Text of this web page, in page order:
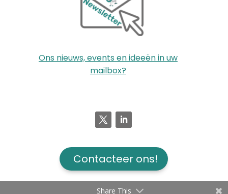
Ons nieuws, events en ideeën in uw
mailbox?
Contacteer ons!
Share This